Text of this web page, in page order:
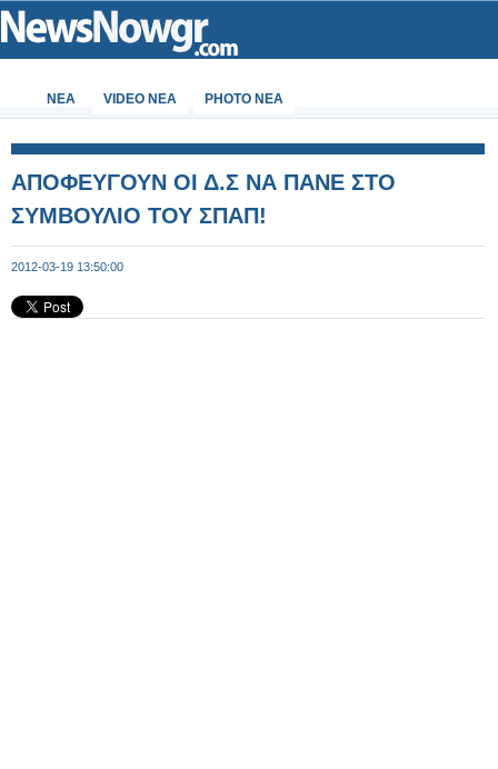
ΝΕΑ VIDEO NEA PHOTO NEA
ΑΠΟΦΕΥΓΟΥΝ ΟΙ Δ.Σ ΝΑ ΠΑΝΕ ΣΤΟ
ΣΥΜΒΟΥΛΙΟ ΤΟΥ ΣΠΑΠ!
2012-03-19 13:50:00